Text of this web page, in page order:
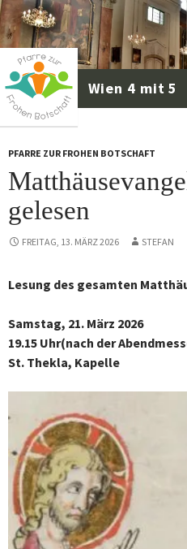
Zum
Inhalt
springen
Suchen
PFARRE ZUR FROHEN BOTSCHAFT
gelesen
FREITAG, 13. MÄRZ 2026 STEFAN
Lesung des gesamten
Samstag, 21. März 2026
19.15 Uhr(nach der
St. Thekla, Kapelle